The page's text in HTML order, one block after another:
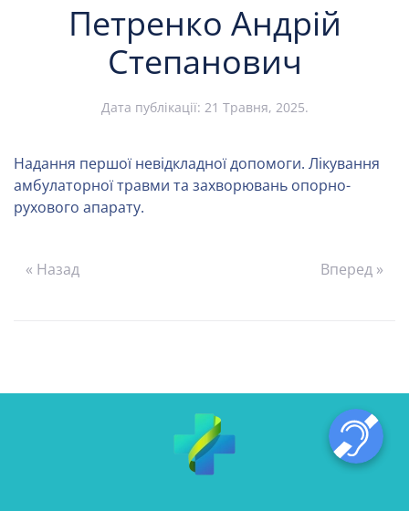
Петренко Андрій
Степанович
Дата публікації: 21 Травня, 2025.
Надання першої невідкладної допомоги. Лікування
амбулаторної травми та захворювань опорно-
рухового апарату.
« Назад Вперед »